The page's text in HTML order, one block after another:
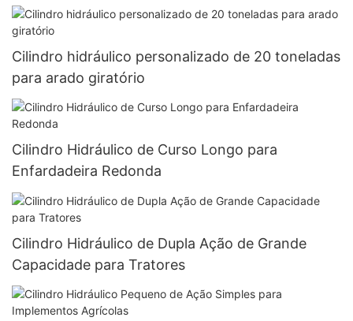
Cilindro hidráulico personalizado de 20 toneladas
para arado giratório
Cilindro Hidráulico de Curso Longo para
Enfardadeira Redonda
Cilindro Hidráulico de Dupla Ação de Grande
Capacidade para Tratores